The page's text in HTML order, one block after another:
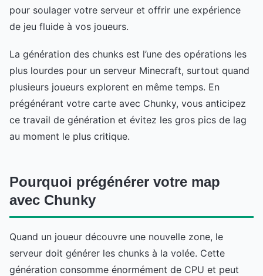
pour soulager votre serveur et offrir une expérience
de jeu fluide à vos joueurs.
La génération des chunks est l’une des opérations les
plus lourdes pour un serveur Minecraft, surtout quand
plusieurs joueurs explorent en même temps. En
prégénérant votre carte avec Chunky, vous anticipez
ce travail de génération et évitez les gros pics de lag
au moment le plus critique.
Pourquoi prégénérer votre map
avec Chunky
Quand un joueur découvre une nouvelle zone, le
serveur doit générer les chunks à la volée. Cette
génération consomme énormément de CPU et peut